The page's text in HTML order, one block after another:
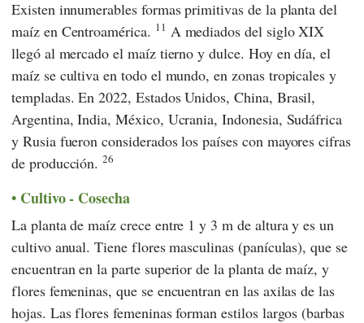
Existen innumerables formas primitivas de la planta del
maíz en Centroamérica. 11 A mediados del siglo XIX
llegó al mercado el maíz tierno y dulce. Hoy en día, el
maíz se cultiva en todo el mundo, en zonas tropicales y
templadas. En 2022, Estados Unidos, China, Brasil,
Argentina, India, México, Ucrania, Indonesia, Sudáfrica
y Rusia fueron considerados los países con mayores cifras
de producción.26
Cultivo - Cosecha
La planta de maíz crece entre 1 y 3 m de altura y es un
cultivo anual. Tiene flores masculinas (panículas), que se
encuentran en la parte superior de la planta de maíz, y
flores femeninas, que se encuentran en las axilas de las
hojas. Las flores femeninas forman estilos largos (barbas